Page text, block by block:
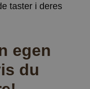
taster i deres
egen
du